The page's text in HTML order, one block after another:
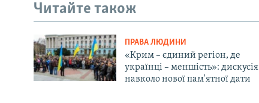
Читайте також
ПРАВА ЛЮДИНИ
«Крим – єдиний регіон, де
українці – меншість»: дискусія
навколо нової пам'ятної дати